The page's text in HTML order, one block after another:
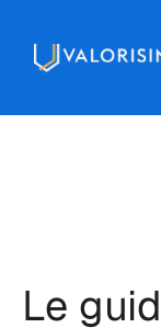
Le